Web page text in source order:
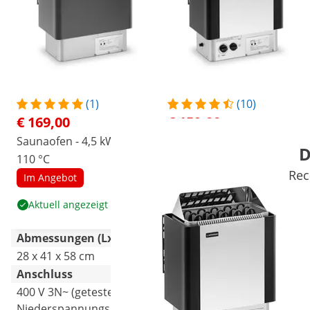
(1)
€ 169,00
Saunaofen - 4,5 kW - 30 bis
110 °C
Im Angebot
Aktuell angezeigt
(10)
€ 159,00
Produkt ansehen
Abmessungen (LxBxH)
28 x 41 x 58 cm
Anschluss
400 V 3N~ (getestet nach